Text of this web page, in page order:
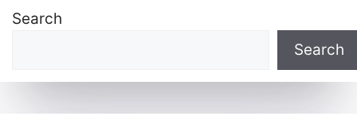
Search
Search